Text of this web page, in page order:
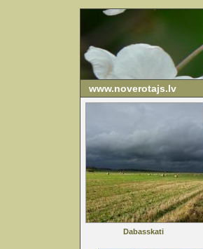
www.noverotajs.lv
Dabasskati